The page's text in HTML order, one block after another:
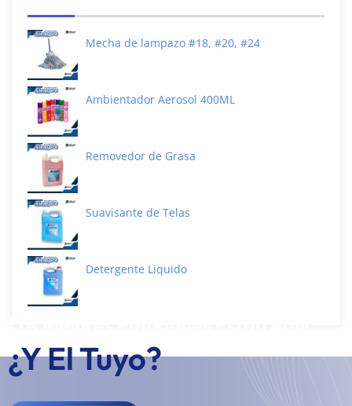
Mecha de lampazo #18, #20, #24
Ambientador Aerosol 400ML
Removedor de Grasa
Suavisante de Telas
Detergente Liquido
¿Y El Tuyo?